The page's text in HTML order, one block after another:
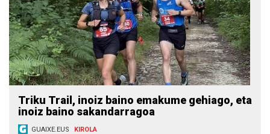
Triku Trail, inoiz baino emakume gehiago, eta
inoiz baino sakandarragoa
GUAIXE.EUS KIROLA